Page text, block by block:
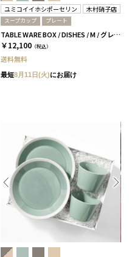
ユミコイイホシポーセリン 木村硝子店
スープカップ プレート
TABLE WARE BOX / DISHES / M / グレー＆ベージュ［イイホシユミコ×木村硝子店］
￥12,100 （税込）
送料無料
最短8月11日(火)にお届け